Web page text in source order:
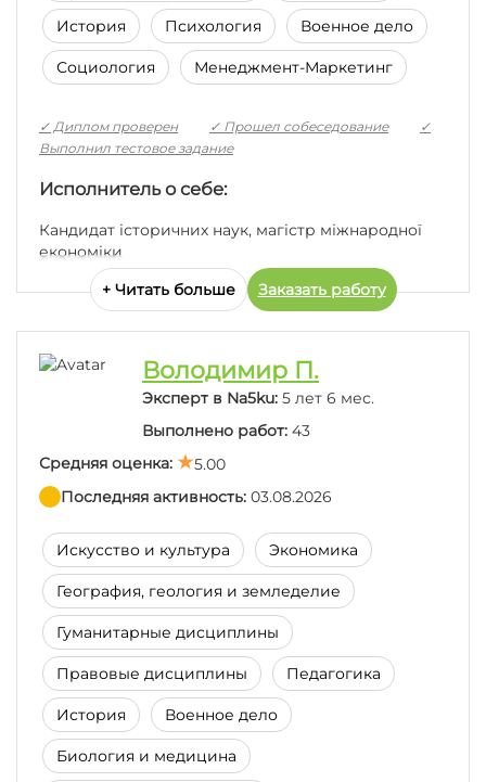
История Психология Военное дело
Социология Менеджмент-Маркетинг
✓ Диплом проверен ✓ Прошел собеседование
✓
Выполнил тестовое задание
Исполнитель о себе:
Кандидат історичних наук, магістр міжнародної
економіки
Последние отзывы:
Дякую за роботу, після захисту повідомлю про
спасибо)
Прекрасно выполненная работа . Спасибо
большое !
+ Читать больше Заказать работу
Володимир П.
Эксперт в Na5ku: 5 лет 6 мес.
Выполнено работ: 43
Средняя оценка:
5.00
Последняя активность: 03.08.2026
Искусство и культура Экономика
География, геология и земледелие
Гуманитарные дисциплины
Правовые дисциплины Педагогика
История Военное дело
Биология и медицина